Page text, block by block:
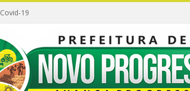
19